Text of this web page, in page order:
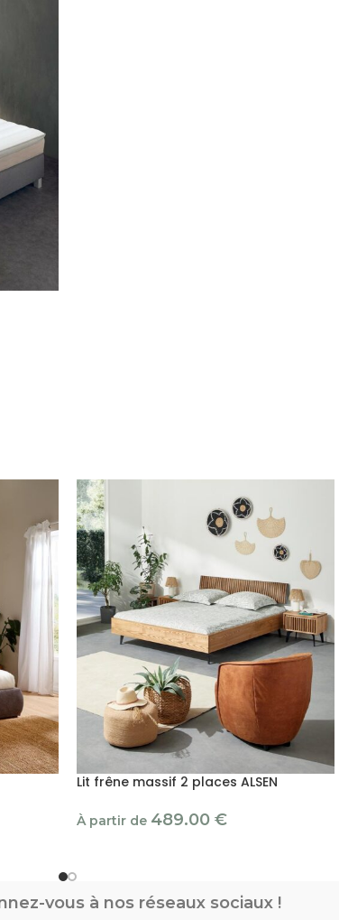
Lit frêne massif 2 places ALSEN
À partir de 489.00 €
vous à nos réseaux sociaux !